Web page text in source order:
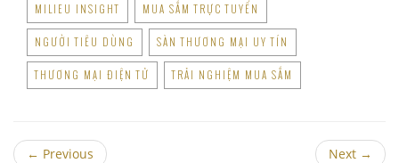
MILIEU INSIGHT MUA SẮM TRỰC TUYẾN
NGƯỜI TIÊU DÙNG SÀN THƯƠNG MẠI UY TÍN
THƯƠNG MẠI ĐIỆN TỬ TRẢI NGHIỆM MUA SẮM
← Previous Next →